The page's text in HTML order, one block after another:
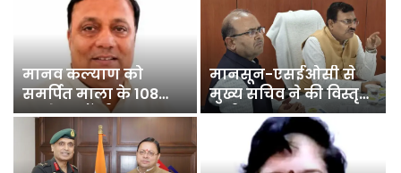
मानव कल्याण को
समर्पित माला के 108
मनके – डॉ. दीपक
गोस्वामी
मानसून-एसईओसी से
मुख्य सचिव ने की विस्तृत
समीक्षा